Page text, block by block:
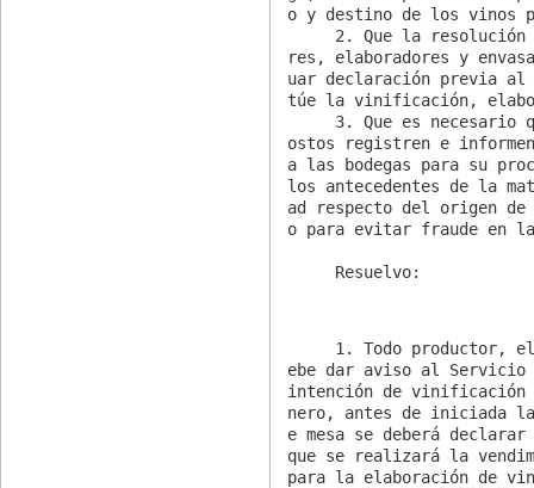
o y destino de los vinos
res, elaboradores y
uar declaración previa al
túe la vinificación,
ostos registren e
a las bodegas para su
los antecedentes de la
ad respecto del origen
o para evitar fraude en
     Resuelvo:
ebe dar aviso al Servicio
intención de vinificación
nero, antes de iniciada
e mesa se deberá
que se realizará la
para la elaboración de